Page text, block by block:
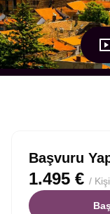
Başvuru
1.495 € /